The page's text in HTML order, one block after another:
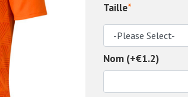
Taille*
Nom (+€1.2)